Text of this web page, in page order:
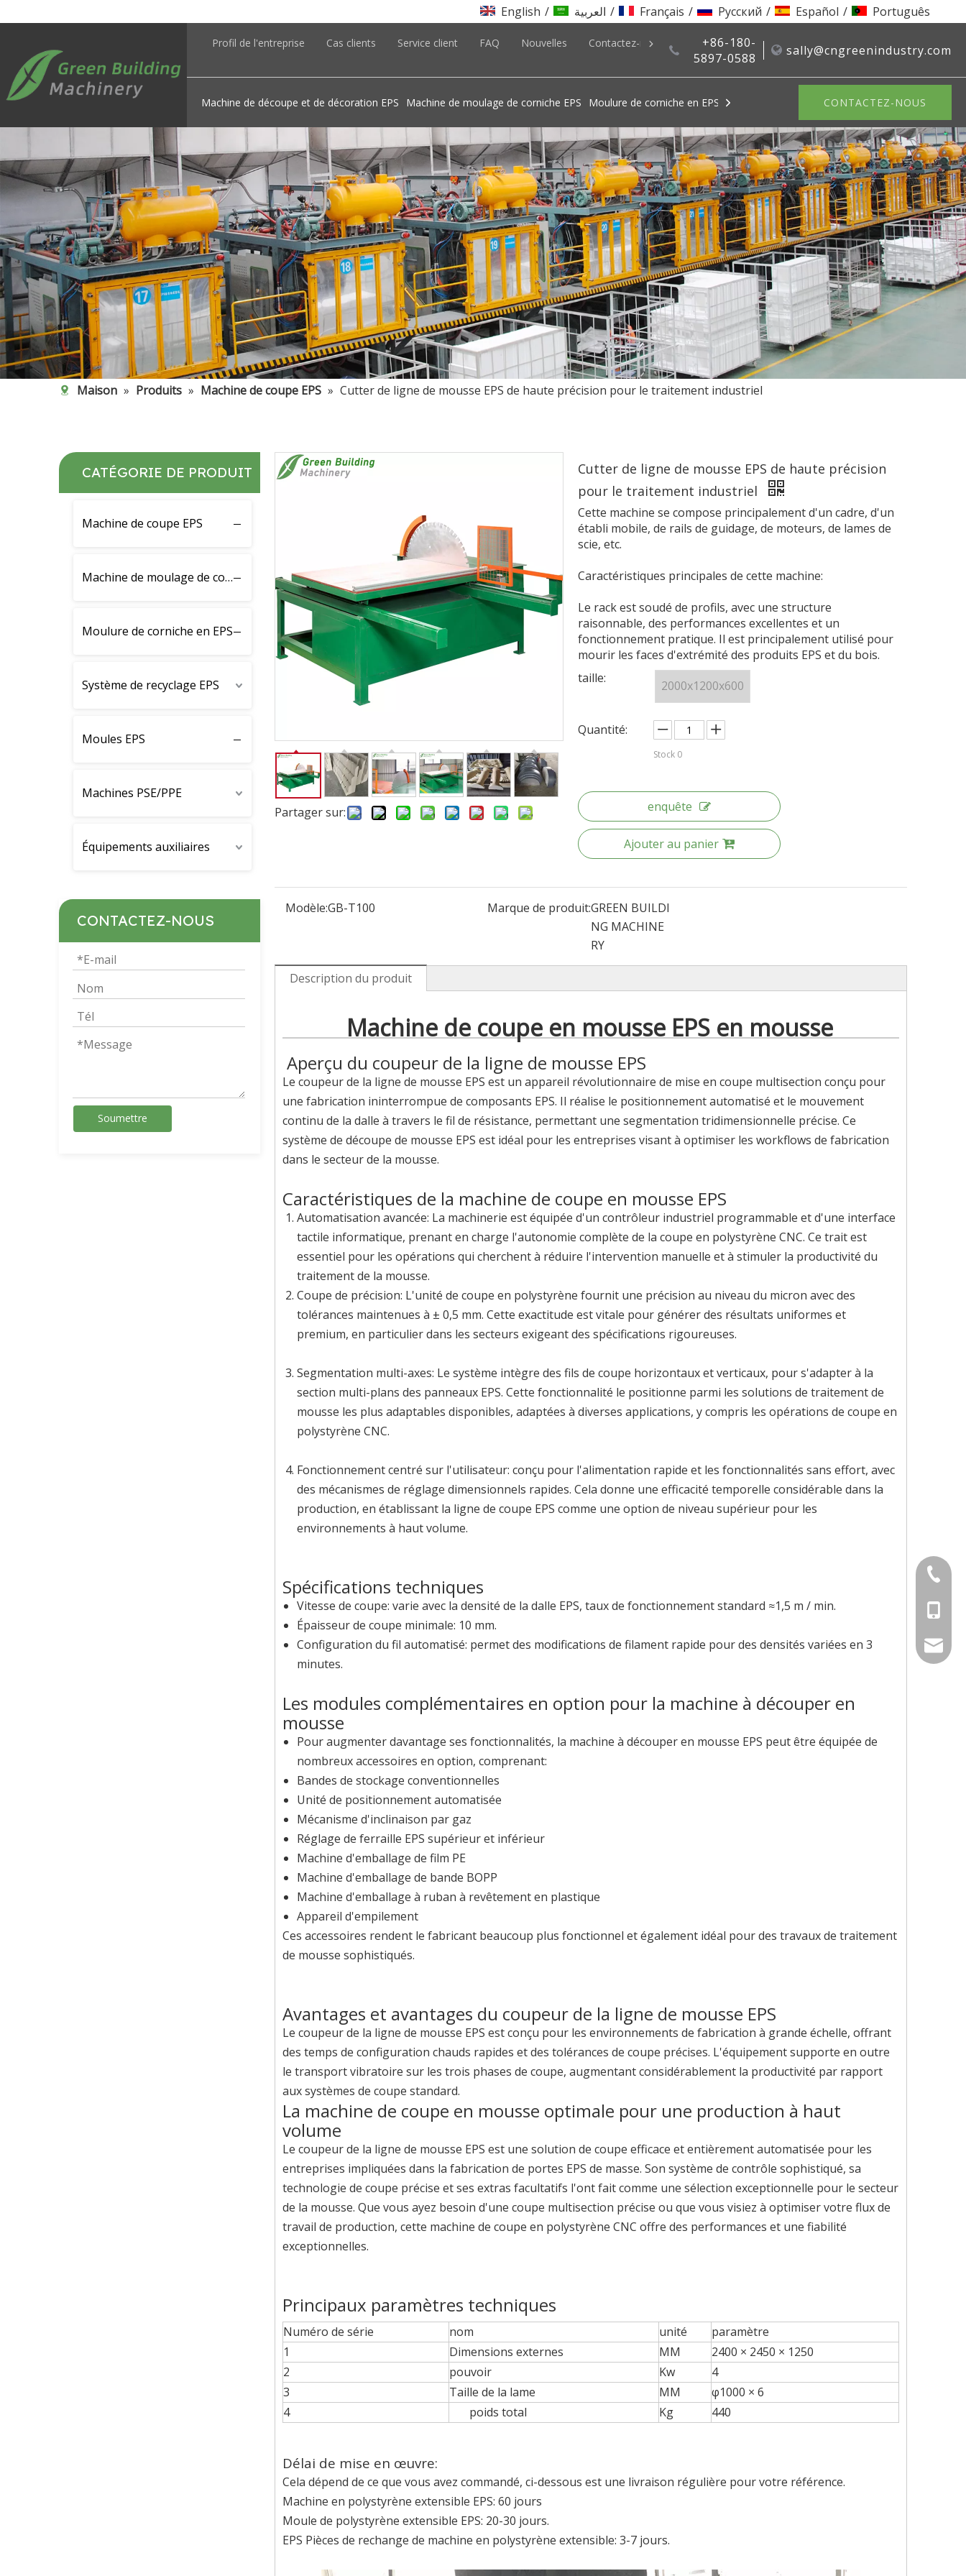
English / العربية / Français / Pусский / Español / Português
Profil de l'entreprise Cas clients Service client FAQ Nouvelles Contactez-nous
+86-180-
5897-0588
sally@cngreenindustry.com
Machine de découpe et de décoration EPS Machine de moulage de corniche EPS Moulure de corniche en EPS Système de recyclage EPS Moules EPS Machines
CONTACTEZ-NOUS
Maison » Produits » Machine de coupe EPS » Cutter de ligne de mousse EPS de haute précision pour le traitement industriel
CATÉGORIE DE PRODUIT
Machine de coupe EPS
Machine de moulage de corniche EPS
Moulure de corniche en EPS
Système de recyclage EPS
Moules EPS
Machines PSE/PPE
Équipements auxiliaires
CONTACTEZ-NOUS
Soumettre
Partager sur:
Cutter de ligne de mousse EPS de haute précision
pour le traitement industriel
Cette machine se compose principalement d'un cadre, d'un
établi mobile, de rails de guidage, de moteurs, de lames de
scie, etc.
Caractéristiques principales de cette machine:
Le rack est soudé de profils, avec une structure
raisonnable, des performances excellentes et un
fonctionnement pratique. Il est principalement utilisé pour
mourir les faces d'extrémité des produits EPS et du bois.
taille:
2000x1200x600
Quantité:
Stock 0
enquête
Ajouter au panier
Modèle:GB-T100 Marque de produit:GREEN BUILDI
NG MACHINE
RY
Description du produit
Machine de coupe en mousse EPS en mousse
Aperçu du coupeur de la ligne de mousse EPS
Le coupeur de la ligne de mousse EPS est un appareil révolutionnaire de mise en coupe multisection conçu pour
une fabrication ininterrompue de composants EPS. Il réalise le positionnement automatisé et le mouvement
continu de la dalle à travers le fil de résistance, permettant une segmentation tridimensionnelle précise. Ce
système de découpe de mousse EPS est idéal pour les entreprises visant à optimiser les workflows de fabrication
dans le secteur de la mousse.
Caractéristiques de la machine de coupe en mousse EPS
Automatisation avancée: La machinerie est équipée d'un contrôleur industriel programmable et d'une interface
tactile informatique, prenant en charge l'autonomie complète de la coupe en polystyrène CNC. Ce trait est
essentiel pour les opérations qui cherchent à réduire l'intervention manuelle et à stimuler la productivité du
traitement de la mousse.
Coupe de précision: L'unité de coupe en polystyrène fournit une précision au niveau du micron avec des
tolérances maintenues à ± 0,5 mm. Cette exactitude est vitale pour générer des résultats uniformes et
premium, en particulier dans les secteurs exigeant des spécifications rigoureuses.
Segmentation multi-axes: Le système intègre des fils de coupe horizontaux et verticaux, pour s'adapter à la
section multi-plans des panneaux EPS. Cette fonctionnalité le positionne parmi les solutions de traitement de
mousse les plus adaptables disponibles, adaptées à diverses applications, y compris les opérations de coupe en
polystyrène CNC.
Fonctionnement centré sur l'utilisateur: conçu pour l'alimentation rapide et les fonctionnalités sans effort, avec
des mécanismes de réglage dimensionnels rapides. Cela donne une efficacité temporelle considérable dans la
production, en établissant la ligne de coupe EPS comme une option de niveau supérieur pour les
environnements à haut volume.
Spécifications techniques
Vitesse de coupe: varie avec la densité de la dalle EPS, taux de fonctionnement standard ≈1,5 m / min.
Épaisseur de coupe minimale: 10 mm.
Configuration du fil automatisé: permet des modifications de filament rapide pour des densités variées en 3
minutes.
Les modules complémentaires en option pour la machine à découper en
mousse
Pour augmenter davantage ses fonctionnalités, la machine à découper en mousse EPS peut être équipée de
nombreux accessoires en option, comprenant:
Bandes de stockage conventionnelles
Unité de positionnement automatisée
Mécanisme d'inclinaison par gaz
Réglage de ferraille EPS supérieur et inférieur
Machine d'emballage de film PE
Machine d'emballage de bande BOPP
Machine d'emballage à ruban à revêtement en plastique
Appareil d'empilement
Ces accessoires rendent le fabricant beaucoup plus fonctionnel et également idéal pour des travaux de traitement
de mousse sophistiqués.
Avantages et avantages du coupeur de la ligne de mousse EPS
Le coupeur de la ligne de mousse EPS est conçu pour les environnements de fabrication à grande échelle, offrant
des temps de configuration chauds rapides et des tolérances de coupe précises. L'équipement supporte en outre
le transport vibratoire sur les trois phases de coupe, augmentant considérablement la productivité par rapport
aux systèmes de coupe standard.
La machine de coupe en mousse optimale pour une production à haut
volume
Le coupeur de la ligne de mousse EPS est une solution de coupe efficace et entièrement automatisée pour les
entreprises impliquées dans la fabrication de portes EPS de masse. Son système de contrôle sophistiqué, sa
technologie de coupe précise et ses extras facultatifs l'ont fait comme une sélection exceptionnelle pour le secteur
de la mousse. Que vous ayez besoin d'une coupe multisection précise ou que vous visiez à optimiser votre flux de
travail de production, cette machine de coupe en polystyrène CNC offre des performances et une fiabilité
exceptionnelles.
Principaux paramètres techniques
Numéro de série nom unité
paramètre
1
Dimensions externes MM
2400 × 2450 × 1250
2
pouvoir Kw
4
3
Taille de la lame MM
φ1000 × 6
4
poids total Kg 440
Délai de mise en œuvre:
Cela dépend de ce que vous avez commandé, ci-dessous est une livraison régulière pour votre référence.
Machine en polystyrène extensible EPS: 60 jours
Moule de polystyrène extensible EPS: 20-30 jours.
EPS Pièces de rechange de machine en polystyrène extensible: 3-7 jours.
+86-